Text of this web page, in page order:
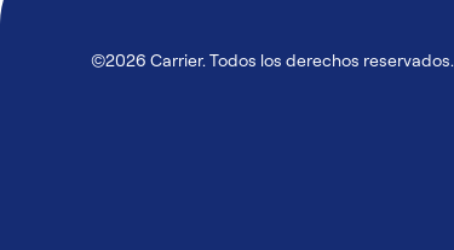
©2026 Carrier. Todos los derechos reservados.